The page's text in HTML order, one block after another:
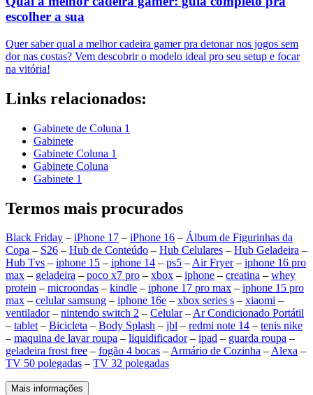
escolher a sua
Quer saber qual a melhor cadeira gamer pra detonar nos jogos sem
dor nas costas? Vem descobrir o modelo ideal pro seu setup e focar
na vitória!
Links relacionados:
Gabinete de Coluna 1
Gabinete
Gabinete Coluna 1
Gabinete Coluna
Gabinete 1
Termos mais procurados
Black Friday – iPhone 17 – iPhone 16 – Álbum de Figurinhas da
Copa – S26 – Hub de Conteúdo – Hub Celulares – Hub Geladeira –
Hub Tvs – iphone 15 – iphone 14 – ps5 –Air Fryer– iphone 16 pro
max – geladeira – poco x7 pro – xbox – iphone – creatina – whey
protein – microondas – kindle – iphone 17 pro max – iphone 15 pro
max – celular samsung – iphone 16e – xbox series s – xiaomi –
ventilador– nintendo switch 2 – Celular–Ar Condicionado Portátil
– tablet– Bicicleta – Body Splash – jbl – redmi note 14 – tenis nike
– maquina de lavar roupa – liquidificador– ipad – guarda roupa –
geladeira frost free – fogão 4 bocas –Armário de Cozinha –Alexa –
TV 50 polegadas – TV 32 polegadas
Mais informações